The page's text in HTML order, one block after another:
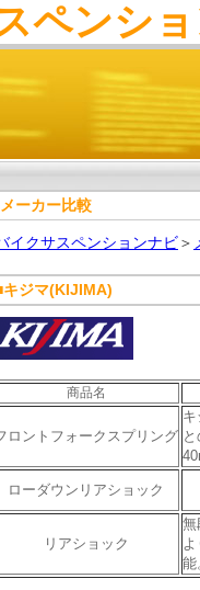
ペンシ
メーカー比較
イクサスペンションナビ＞
キジマ(KIJIMA)
商品名
ロントフォークスプリング
ローダウンリアショック
リアショック
無
能